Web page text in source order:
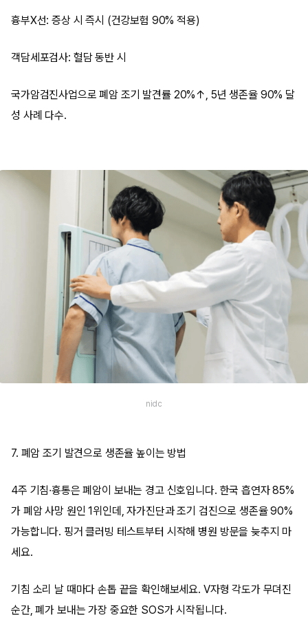
흉부X선: 증상 시 즉시 (건강보험 90% 적용)
객담세포검사: 혈담 동반 시
국가암검진사업으로 폐암 조기 발견률 20%↑, 5년 생존율 90% 달
성 사례 다수.
nidc
7. 폐암 조기 발견으로 생존율 높이는 방법
4주 기침·흉통은 폐암이 보내는 경고 신호입니다. 한국 흡연자 85%
가 폐암 사망 원인 1위인데, 자가진단과 조기 검진으로 생존율 90%
가능합니다. 핑거 클러빙 테스트부터 시작해 병원 방문을 늦추지 마
세요.
기침 소리 날 때마다 손톱 끝을 확인해보세요. V자형 각도가 무뎌진
순간, 폐가 보내는 가장 중요한 SOS가 시작됩니다.